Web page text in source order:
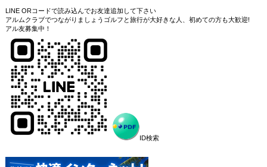
LINE ORコードで読み込んでお友達追加して下さい
アルムクラブでつながりましょうゴルフと旅行が大好きな人、初めての方も大歓迎!
アル友募集中！
ID検索